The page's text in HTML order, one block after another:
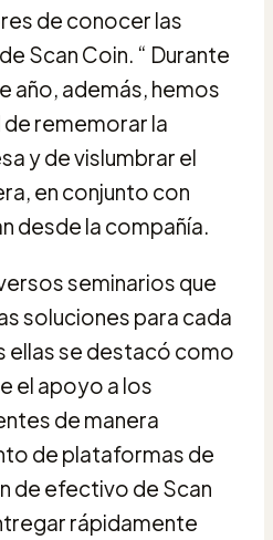
de conocer las
Scan Coin. “ Durante
año, además, hemos
rememorar la
y de vislumbrar el
en conjunto con
desde la compañía.
seminarios que
soluciones para cada
ellas se destacó como
el apoyo a los
de manera
de plataformas de
de efectivo de Scan
rápidamente